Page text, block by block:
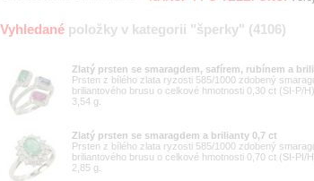
Vyhledané položky v kategorii "šperky" (4106)
Zlatý prsten se smaragdem, safírem, rubínem a
Prsten z bílého zlata ryzosti 585/1000 zdobený
briliantového brusu o celkové hmotnosti 0,30 ct (SI-P/
3,54 g.
Zlatý prsten se smaragdem a brilianty 0,7 ct
Prsten z bílého zlata ryzosti 585/1000 zdobený
briliantového brusu o celkové hmotnosti 0,70 ct (SI-PI/
2,85 g.